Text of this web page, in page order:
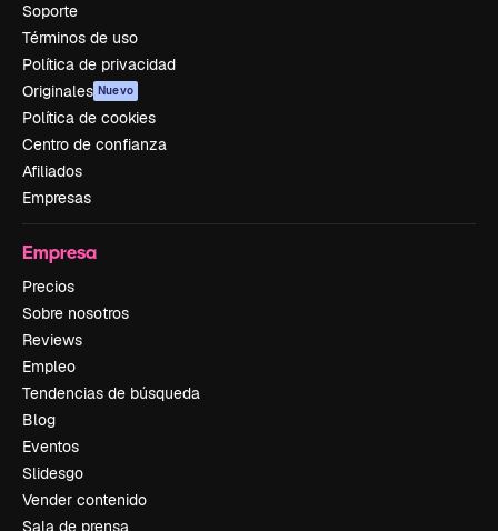
Soporte
Términos de uso
Política de privacidad
Originales Nuevo
Política de cookies
Centro de confianza
Afiliados
Empresas
Empresa
Precios
Sobre nosotros
Reviews
Empleo
Tendencias de búsqueda
Blog
Eventos
Slidesgo
Vender contenido
Sala de prensa